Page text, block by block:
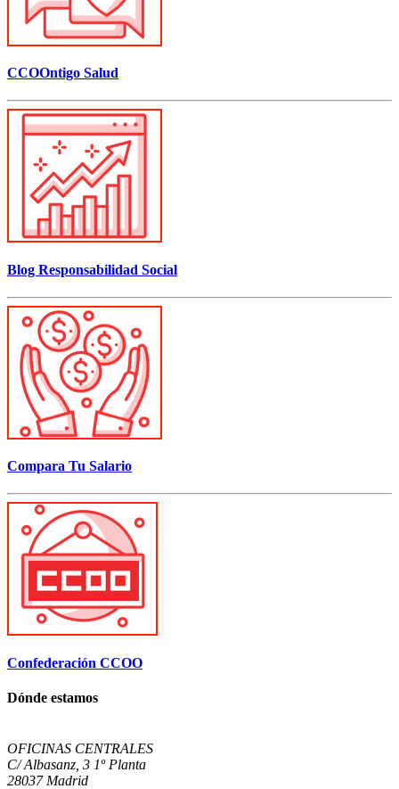
CCOOntigo Salud
Blog Responsabilidad Social
Compara Tu Salario
Confederación CCOO
Dónde estamos
OFICINAS CENTRALES
C/ Albasanz, 3 1º Planta
28037 Madrid